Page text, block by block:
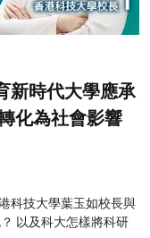
新時代大學應承
化為社會影響
科技大學葉玉如校長與
以及科大怎樣將科研